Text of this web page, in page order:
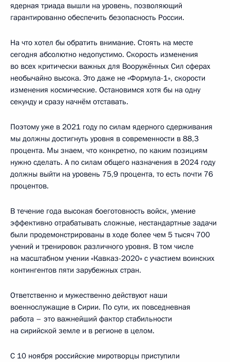
ядерная триада вышли на уровень, позволяющий
гарантированно обеспечить безопасность России.
На что хотел бы обратить внимание. Стоять на месте
сегодня абсолютно недопустимо. Скорость изменения
во всех критически важных для Вооружённых Сил сферах
необычайно высока. Это даже не «Формула-1», скорости
изменения космические. Остановимся хотя бы на одну
секунду и сразу начнём отставать.
Поэтому уже в 2021 году по силам ядерного сдерживания
мы должны достигнуть уровня в современности в 88,3
процента. Мы знаем, что конкретно, по каким позициям
нужно сделать. А по силам общего назначения в 2024 году
должны выйти на уровень 75,9 процента, то есть почти 76
процентов.
В течение года высокая боеготовность войск, умение
эффективно отрабатывать сложные, нестандартные задачи
были продемонстрированы в ходе более чем 5 тысяч 700
учений и тренировок различного уровня. В том числе
на масштабном учении «Кавказ-2020» с участием воинских
контингентов пяти зарубежных стран.
Ответственно и мужественно действуют наши
военнослужащие в Сирии. По сути, их повседневная
работа – это важнейший фактор стабильности
на сирийской земле и в регионе в целом.
С 10 ноября российские миротворцы приступили